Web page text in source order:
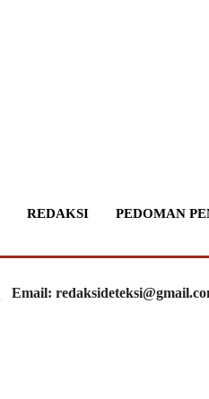
REDAKSI
PEDOMAN
Email: